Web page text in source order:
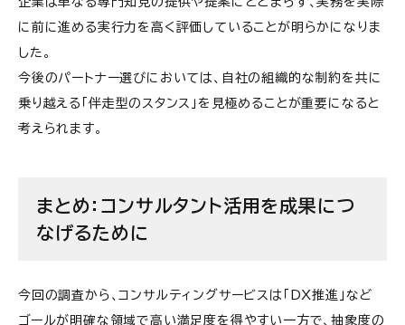
に前に進める実行力を高く評価していることが明らかになりま
した。
今後のパートナー選びにおいては、自社の組織的な制約を共に
乗り越える「伴走型のスタンス」を見極めることが重要になると
考えられます。
まとめ：コンサルタント活用を成果につ
なげるために
今回の調査から、コンサルティングサービスは「DX推進」など
ゴールが明確な領域で高い満足度を得やすい一方で、抽象度の